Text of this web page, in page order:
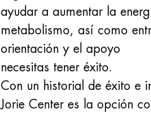
ayudar a aumentar la
metabolismo, así como
orientación y el apoyo
necesitas tener éxito.
Con un historial de éxito e
Jorie Center es la opción